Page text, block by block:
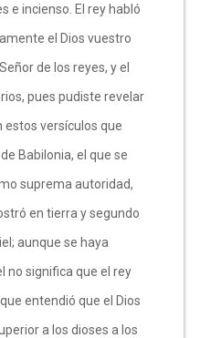
e incienso. El rey habló
el Dios vuestro
de los reyes, y el
pues pudiste revelar
estos versículos que
Babilonia, el que se
suprema autoridad,
en tierra y segundo
aunque se haya
no significa que el rey
entendió que el Dios
a los dioses a los